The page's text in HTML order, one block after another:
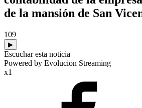
de la mansión de San
109
▶
Escuchar esta noticia
Powered by Evolucion Streaming
x1